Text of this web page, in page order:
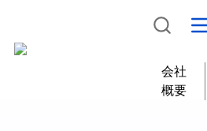
会社
概要